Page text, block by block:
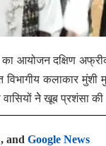
का आयोजन दक्षिण
विभागीय कलाकार
नेे खूब प्रशंसा की
, and Google News